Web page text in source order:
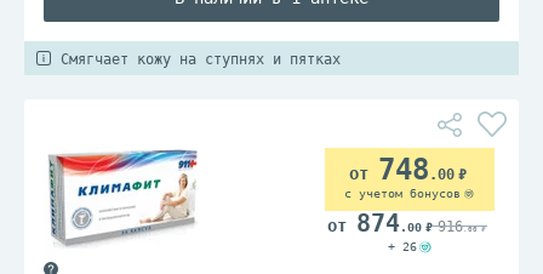
Смягчает кожу на ступнях и пятках
748 .00
с учетом бонусов
874.00 916.00
+ 26